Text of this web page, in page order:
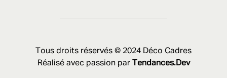
Tous droits réservés © 2024 Déco Cadres
Réalisé avec passion par Tendances.Dev